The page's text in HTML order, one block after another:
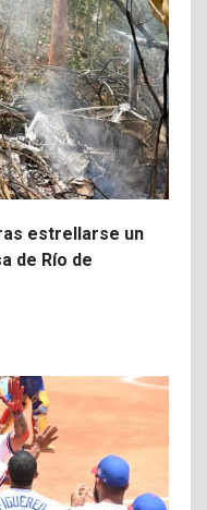
estrellarse un
de Río de